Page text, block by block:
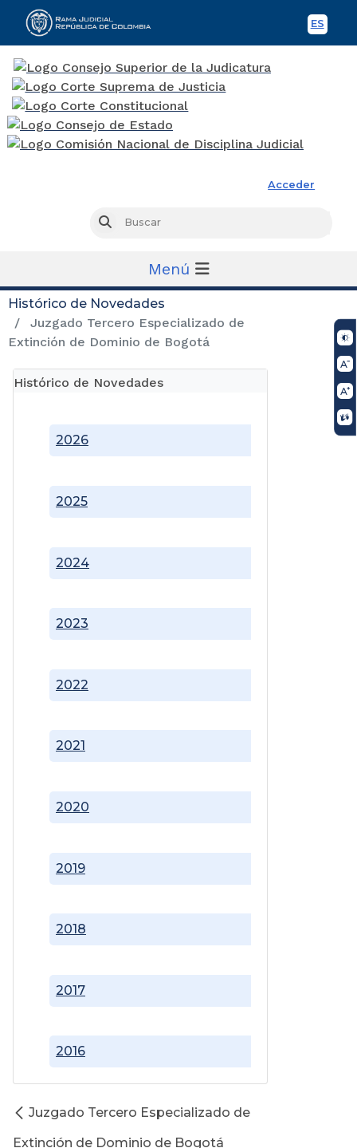
ES
Acceder
Buscar
Menú
Histórico de Novedades
Juzgado Tercero Especializado de
Extinción de Dominio de Bogotá
Histórico de Novedades
2016
2017
2018
2019
2020
2021
2022
2023
2024
2025
2026
Juzgado Tercero Especializado de
Extinción de Dominio de Bogotá